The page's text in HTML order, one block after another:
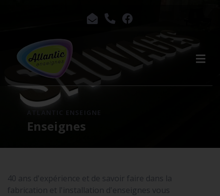
ATLANTIC ENSEIGNE
Enseignes
40 ans d'expérience et de savoir faire dans la
fabrication et l'installation d'enseignes vous